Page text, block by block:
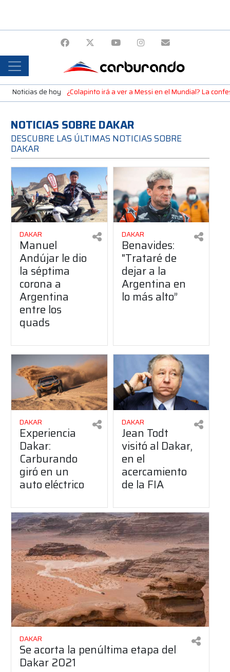
Noticias de hoy ¿Colapinto irá a ver a Messi en el Mundial? La
NOTICIAS SOBRE DAKAR
DESCUBRE LAS ÚLTIMAS NOTICIAS SOBRE
DAKAR
DAKAR
Manuel
Andújar le dio
la séptima
corona a
Argentina
entre los
quads
DAKAR
Benavides:
"Trataré de
dejar a la
Argentina en
lo más alto”
DAKAR
Experiencia
Dakar:
Carburando
giró en un
auto eléctrico
DAKAR
Jean Todt
visitó al Dakar,
en el
acercamiento
de la FIA
DAKAR
Se acorta la penúltima etapa del
Dakar 2021